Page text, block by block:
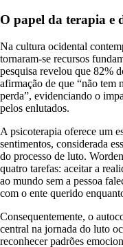
O papel da terapia e
Na cultura ocidental
tornaram-se recursos
pesquisa revelou que 82%
afirmação de que “não tem
perda”, evidenciando o
pelos enlutados.
A psicoterapia oferece um
sentimentos, considerada
do processo de luto.
quatro tarefas: aceitar a
ao mundo sem a pessoa
com o ente querido
Consequentemente, o
central na jornada do luto
reconhecer padrões